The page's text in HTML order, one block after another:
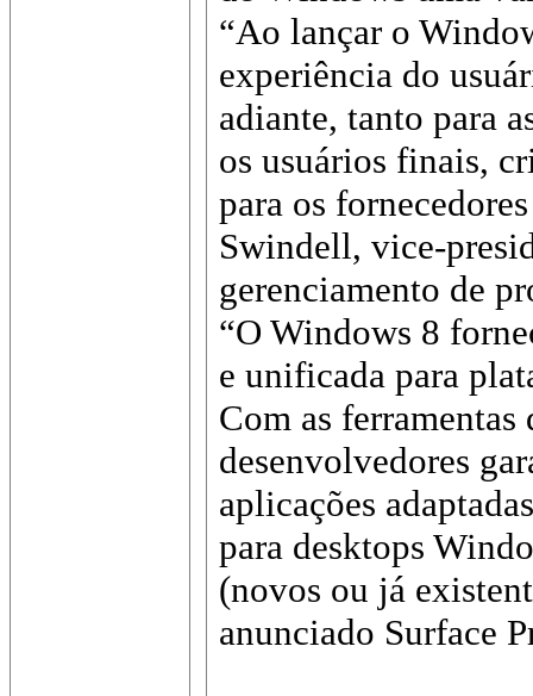
“Ao lançar o
experiência do
adiante, tanto para
os usuários finais,
para os
Swindell, vice-
gerenciamento de
“O Windows 8
e unificada para
Com as ferramentas
desenvolvedores
aplicações
para desktops
(novos ou já
anunciado Surface